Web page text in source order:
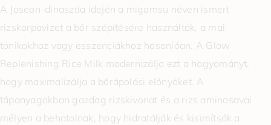
A Joseon-dinasztia idején a migamsu néven ismert
rizskorpavizet a bőr szépítésére használták, a mai
tonikokhoz vagy esszenciákhoz hasonlóan. A Glow
Replenishing Rice Milk modernizálja ezt a hagyományt,
hogy maximalizálja a bőrápolási előnyöket. A
tápanyagokban gazdag rizskivonat és a rizs aminosavai
mélyen a behatolnak, hogy hidratálják és kisimítsák a